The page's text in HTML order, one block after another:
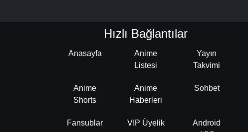
Hızlı Bağlantılar
Anasayfa
Anime
Listesi
Yayın
Takvimi
Anime
Shorts
Anime
Haberleri
Sohbet
Fansublar VIP Üyelik
Android